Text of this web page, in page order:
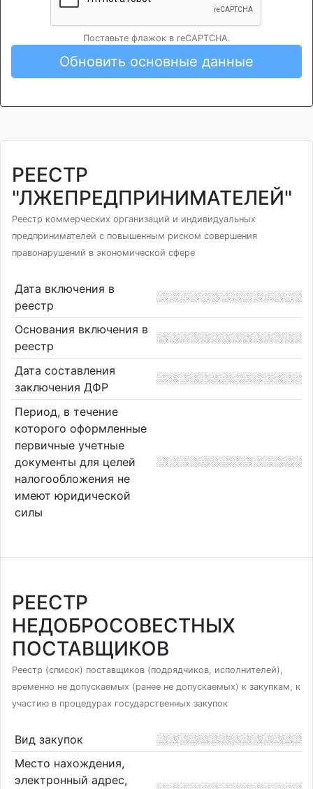
Поставьте флажок в reCAPTCHA.
Обновить основные данные
РЕЕСТР
"ЛЖЕПРЕДПРИНИМАТЕЛЕЙ"
Реестр коммерческих организаций и индивидуальных
предпринимателей с повышенным риском совершения
правонарушений в экономической сфере
Дата включения в
реестр
Основания включения в
реестр
Дата составления
заключения ДФР
Период, в течение
которого оформленные
первичные учетные
документы для целей
налогообложения не
имеют юридической
силы
РЕЕСТР
НЕДОБРОСОВЕСТНЫХ
ПОСТАВЩИКОВ
Реестр (список) поставщиков (подрядчиков, исполнителей),
временно не допускаемых (ранее не допускаемых) к закупкам, к
участию в процедурах государственных закупок
Вид закупок
Место нахождения,
электронный адрес,